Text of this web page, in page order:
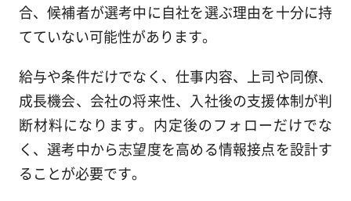
合、候補者が選考中に自社を選ぶ理由を十分に持
てていない可能性があります。
給与や条件だけでなく、仕事内容、上司や同僚、
成長機会、会社の将来性、入社後の支援体制が判
断材料になります。内定後のフォローだけでな
く、選考中から志望度を高める情報接点を設計す
ることが必要です。